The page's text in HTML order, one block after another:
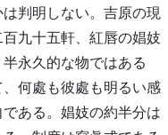
判明しない。吉原の現
九十五軒、紅唇の娼妓
永久的な物ではある
何處も彼處も明るい感
ある。娼妓の約半分は